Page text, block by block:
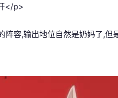
</p>
阵容,输出地位自然是奶妈了,